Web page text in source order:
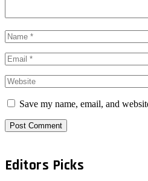
Save my name, email, and
Editors Picks